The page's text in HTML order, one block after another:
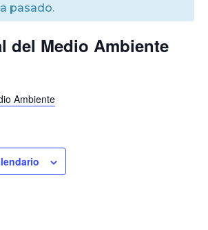
pasado.
del Medio Ambiente
Ambiente